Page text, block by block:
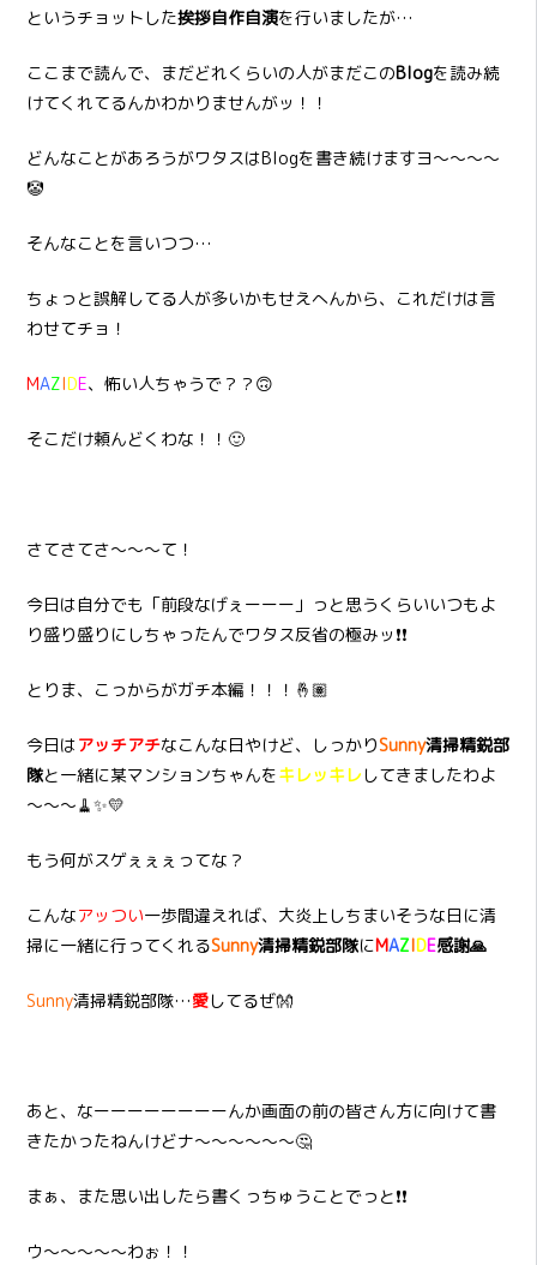
というチョットした挨拶自作自演を行いましたが…
ここまで読んで、まだどれくらいの人がまだこのBlogを読み続
けてくれてるんかわかりませんがッ！！
どんなことがあろうがワタスはBlogを書き続けますヨ～～～～
🤡
そんなことを言いつつ…
ちょっと誤解してる人が多いかもせえへんから、これだけは言
わせてチョ！
MAZIDE、怖い人ちゃうで？？🙃
そこだけ頼んどくわな！！🙂
さてさてさ～～～て！
今日は自分でも「前段なげぇーーー」っと思うくらいいつもよ
り盛り盛りにしちゃったんでワタス反省の極みッ❗❗
とりま、こっからがガチ本編！！！🤞🏽
今日はアッチアチなこんな日やけど、しっかりSunny清掃精鋭部
隊と一緒に某マンションちゃんをキレッキレしてきましたわよ
～～～🧹✨💛
もう何がスゲぇぇぇってな？
こんなアッつい一歩間違えれば、大炎上しちまいそうな日に清
掃に一緒に行ってくれるSunny清掃精鋭部隊にMAZIDE感謝🙏
Sunny清掃精鋭部隊…愛してるぜ👐
あと、なーーーーーーーーんか画面の前の皆さん方に向けて書
きたかったねんけどナ～～～～～～🤔
まぁ、また思い出したら書くっちゅうことでっと❗❗
ウ～～～～～わぉ！！